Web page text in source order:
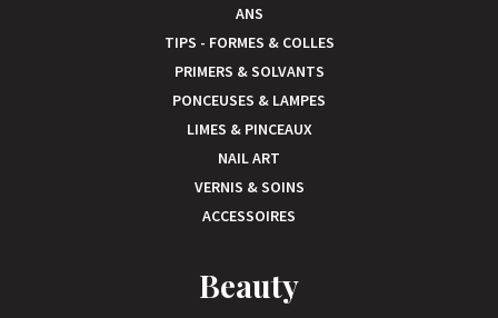
ANS
TIPS - FORMES & COLLES
PRIMERS & SOLVANTS
PONCEUSES & LAMPES
LIMES & PINCEAUX
NAIL ART
VERNIS & SOINS
ACCESSOIRES
Beauty